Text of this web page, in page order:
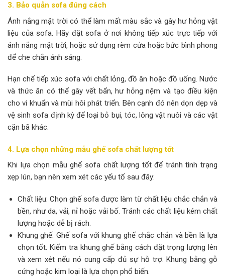
3. Bảo quản sofa đúng cách
Ánh nắng mặt trời có thể làm mất màu sắc và gây hư hỏng vật
liệu của sofa. Hãy đặt sofa ở nơi không tiếp xúc trực tiếp với
ánh nắng mặt trời, hoặc sử dụng rèm cửa hoặc bức bình phong
để che chắn ánh sáng.
Hạn chế tiếp xúc sofa với chất lỏng, đồ ăn hoặc đồ uống. Nước
và thức ăn có thể gây vết bẩn, hư hỏng nệm và tạo điều kiện
cho vi khuẩn và mùi hôi phát triển. Bên cạnh đó nên dọn dẹp và
vệ sinh sofa định kỳ để loại bỏ bụi, tóc, lông vật nuôi và các vật
cặn bã khác.
4. Lựa chọn những mẫu ghế sofa chất lượng tốt
Khi lựa chọn mẫu ghế sofa chất lượng tốt để tránh tình trạng
xẹp lún, bạn nên xem xét các yếu tố sau đây:
Chất liệu: Chọn ghế sofa được làm từ chất liệu chắc chắn và
bền, như da, vải, nỉ hoặc vải bố. Tránh các chất liệu kém chất
lượng hoặc dễ bị rách.
Khung ghế: Ghế sofa với khung ghế chắc chắn và bền là lựa
chọn tốt. Kiểm tra khung ghế bằng cách đặt trọng lượng lên
và xem xét nếu nó cung cấp đủ sự hỗ trợ. Khung bằng gỗ
cứng hoặc kim loại là lựa chọn phổ biến.